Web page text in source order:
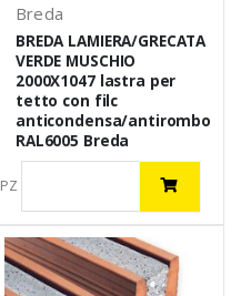
Breda
BREDA LAMIERA/GRECATA
VERDE MUSCHIO
2000X1047 lastra per
tetto con filc
anticondensa/antirombo
RAL6005 Breda
PZ